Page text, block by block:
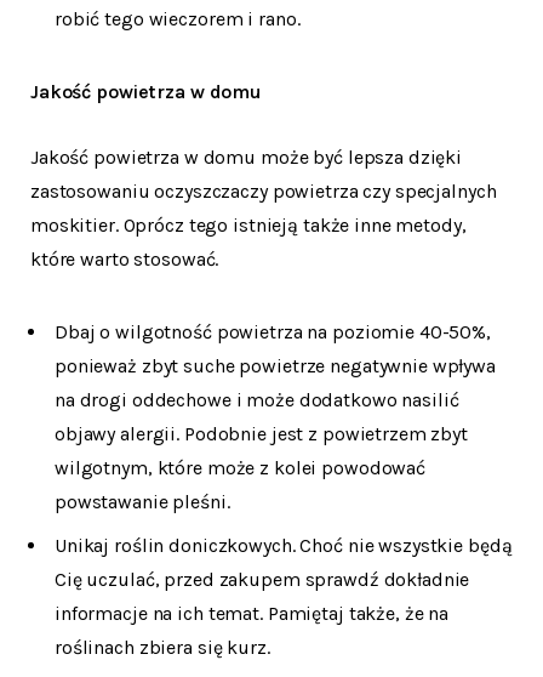
robić tego wieczorem i rano.
Jakość powietrza w domu
Jakość powietrza w domu może być lepsza dzięki
zastosowaniu oczyszczaczy powietrza czy specjalnych
moskitier. Oprócz tego istnieją także inne metody,
które warto stosować.
Dbaj o wilgotność powietrza na poziomie 40-50%,
ponieważ zbyt suche powietrze negatywnie wpływa
na drogi oddechowe i może dodatkowo nasilić
objawy alergii. Podobnie jest z powietrzem zbyt
wilgotnym, które może z kolei powodować
powstawanie pleśni.
Unikaj roślin doniczkowych. Choć nie wszystkie będą
Cię uczulać, przed zakupem sprawdź dokładnie
informacje na ich temat. Pamiętaj także, że na
roślinach zbiera się kurz.